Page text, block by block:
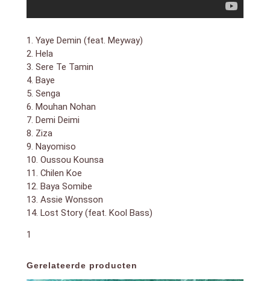
1. Yaye Demin (feat. Meyway)
2. Hela
3. Sere Te Tamin
4. Baye
5. Senga
6. Mouhan Nohan
7. Demi Deimi
8. Ziza
9. Nayomiso
10. Oussou Kounsa
11. Chilen Koe
12. Baya Somibe
13. Assie Wonsson
14. Lost Story (feat. Kool Bass)
1
Gerelateerde producten